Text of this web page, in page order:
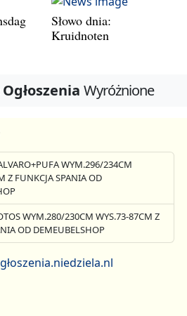
Słowo dnia:
Kruidnoten
Ogłoszenia Wyróżnione
WYM.296/234CM
Z FUNKCJA SPANIA OD
WYM.280/230CM WYS.73-87CM Z
OD DEMEUBELSHOP